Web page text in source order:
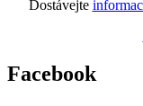
Dostávejte
Facebook